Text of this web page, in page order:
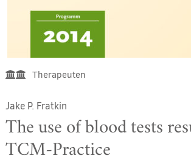
Therapeuten
Jake P. Fratkin
The use of blood tests
TCM-Practice